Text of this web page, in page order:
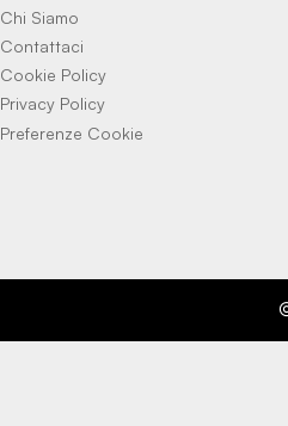
Chi Siamo
Contattaci
Cookie Policy
Privacy Policy
Preferenze Cookie